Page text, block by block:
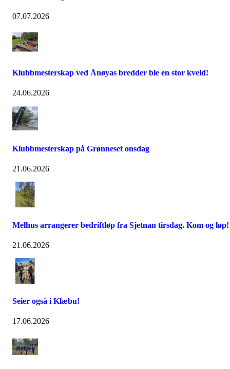
07.07.2026
Klubbmesterskap ved Ånøyas bredder ble en stor kveld!
24.06.2026
Klubbmesterskap på Grønneset onsdag
21.06.2026
Melhus arrangerer bedriftløp fra Sjetnan tirsdag. Kom og løp!
21.06.2026
Seier også i Klæbu!
17.06.2026